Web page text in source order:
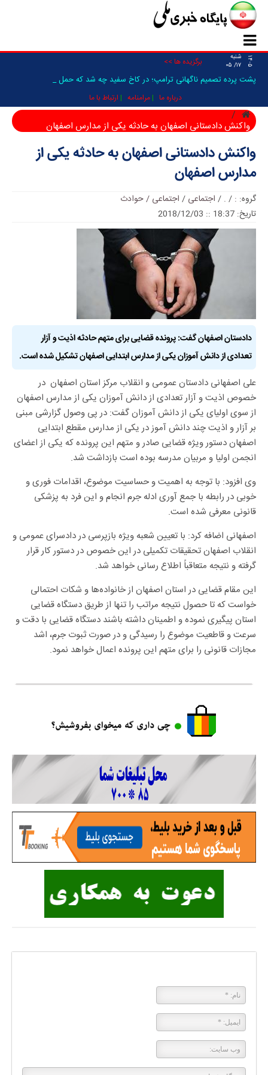
۱۴۰۵
شنبه
۱۷/ ۰۵
برگزیده ها >>
پشت پرده تصمیم ناگهانی ترامپ؛ در کاخ سفید چه شد که حمله به _
درباره ما مرامنامه ارتباط با ما
واکنش دادستانی اصفهان به حادثه یکی از مدارس اصفهان
واکنش دادستانی اصفهان به حادثه یکی از
مدارس اصفهان
گروه: :
/
.
/ اجتماعی / اجتماعی / حوادث
تاریخ: 18:37 :: 2018/12/03
دادستان اصفهان گفت: پرونده قضایی برای متهم حادثه اذیت و آزار
تعدادی از دانش آموزان یکی از مدارس ابتدایی اصفهان تشکیل شده است.
علی اصفهانی دادستان عمومی و انقلاب مرکز استان اصفهان در
خصوص اذیت و آزار تعدادی از دانش آموزان یکی از مدارس اصفهان
از سوی اولیای یکی از دانش آموزان گفت: در پی وصول گزارشی مبنی
بر آزار و اذیت چند دانش آموز در یکی از مدارس مقطع ابتدایی
اصفهان دستور ویژه قضایی صادر و متهم این پرونده که یکی از اعضای
انجمن اولیا و مربیان مدرسه بوده است بازداشت شد.
وی افزود: با توجه به اهمیت و حساسیت موضوع، اقدامات فوری و
خوبی در رابطه با جمع آوری ادله جرم انجام و این فرد به پزشکی
قانونی معرفی شده است.
اصفهانی اضافه کرد: با تعیین شعبه ویژه بازپرسی در دادسرای عمومی و
انقلاب اصفهان تحقیقات تکمیلی در این خصوص در دستور کار قرار
گرفته و نتیجه متعاقباً اطلاع رسانی خواهد شد.
این مقام قضایی در استان اصفهان از خانواده‌ها و شکات احتمالی
خواست که تا حصول نتیجه مراتب را تنها از طریق دستگاه قضایی
استان پیگیری نموده و اطمینان داشته باشند دستگاه قضایی با دقت و
سرعت و قاطعیت موضوع را رسیدگی و در صورت ثبوت جرم، اشد
مجازات قانونی را برای متهم این پرونده اعمال خواهد نمود.